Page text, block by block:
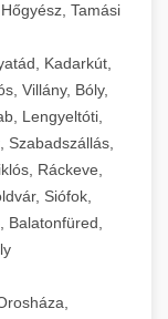
Tamási
Kadarkút,
Villány, Bóly,
Lengyeltóti,
Szabadszállás,
Ráckeve,
Siófok,
Balatonfüred,